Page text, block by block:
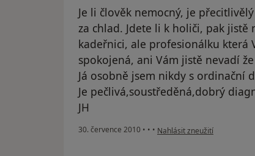
Je li člověk nemocný, je
za chlad. Jdete li k holiči, pak
kadeřnici, ale profesionálku která
spokojená, ani Vám jistě nevadí
Já osobně jsem nikdy s
Je pečlivá,soustředěná,dobrý
JH
30. července 2010 • • • podle názoru uživatele Pacient
Nahlásit zneužití